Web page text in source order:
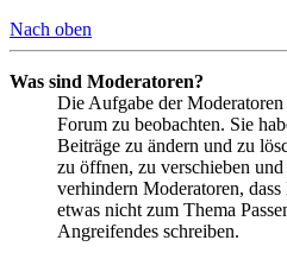
Nach oben
Was sind Moderatoren?
Die Aufgabe der Moderatoren
Forum zu beobachten. Sie
Beiträge zu ändern und zu
zu öffnen, zu verschieben
verhindern Moderatoren,
etwas nicht zum Thema
Angreifendes schreiben.